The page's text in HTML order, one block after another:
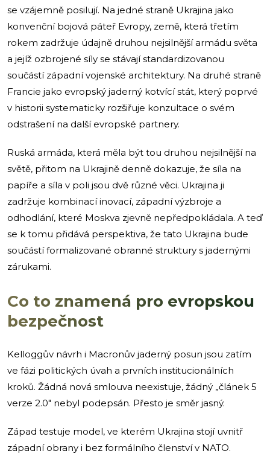
se vzájemně posilují. Na jedné straně Ukrajina jako
konvenční bojová páteř Evropy, země, která třetím
rokem zadržuje údajně druhou nejsilnější armádu světa
a jejíž ozbrojené síly se stávají standardizovanou
součástí západní vojenské architektury. Na druhé straně
Francie jako evropský jaderný kotvící stát, který poprvé
v historii systematicky rozšiřuje konzultace o svém
odstrašení na další evropské partnery.
Ruská armáda, která měla být tou druhou nejsilnější na
světě, přitom na Ukrajině denně dokazuje, že síla na
papíře a síla v poli jsou dvě různé věci. Ukrajina ji
zadržuje kombinací inovací, západní výzbroje a
odhodlání, které Moskva zjevně nepředpokládala. A teď
se k tomu přidává perspektiva, že tato Ukrajina bude
součástí formalizované obranné struktury s jadernými
zárukami.
Co to znamená pro evropskou
bezpečnost
Kelloggův návrh i Macronův jaderný posun jsou zatím
ve fázi politických úvah a prvních institucionálních
kroků. Žádná nová smlouva neexistuje, žádný „článek 5
verze 2.0″ nebyl podepsán. Přesto je směr jasný.
Západ testuje model, ve kterém Ukrajina stojí uvnitř
západní obrany i bez formálního členství v NATO.